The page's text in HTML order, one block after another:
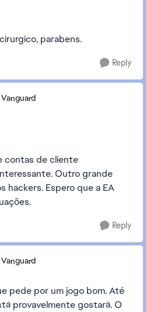
parabens.
Reply
contas de cliente
Outro grande
hackers. Espero que a EA
Reply
pede por um jogo bom. Até
provavelmente gostará. O